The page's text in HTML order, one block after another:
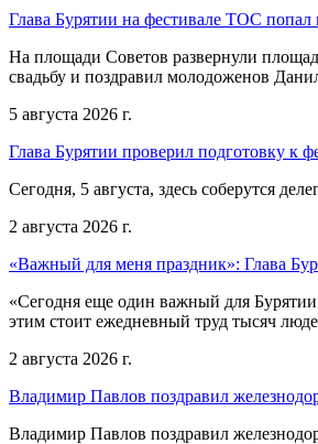
Глава Бурятии на фестивале ТОС попал
На площади Советов развернули
свадьбу и поздравил молодоженов
5 августа 2026 г.
Глава Бурятии проверил подготовку
Сегодня, 5 августа, здесь соберутся
2 августа 2026 г.
«Важный для меня праздник»: Глава
«Сегодня еще один важный для
этим стоит ежедневный труд тысяч
2 августа 2026 г.
Владимир Павлов поздравил
Владимир Павлов поздравил